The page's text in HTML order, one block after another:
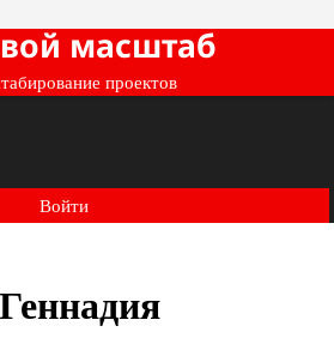
масштаб
проектов
Войти